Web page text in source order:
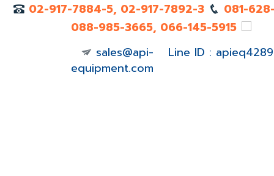
02-917-7884-5, 02-917-7892-3
081-
088-985-3665, 066-145-5915
sales@api-
equipment.com
Line ID : apieq4289